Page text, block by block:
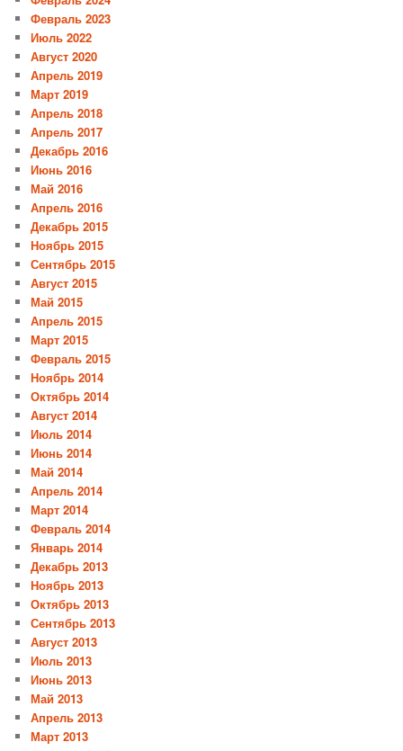
Февраль 2023
Июль 2022
Август 2020
Апрель 2019
Март 2019
Апрель 2018
Апрель 2017
Декабрь 2016
Июнь 2016
Май 2016
Апрель 2016
Декабрь 2015
Ноябрь 2015
Сентябрь 2015
Август 2015
Май 2015
Апрель 2015
Март 2015
Февраль 2015
Ноябрь 2014
Октябрь 2014
Август 2014
Июль 2014
Июнь 2014
Май 2014
Апрель 2014
Март 2014
Февраль 2014
Январь 2014
Декабрь 2013
Ноябрь 2013
Октябрь 2013
Сентябрь 2013
Август 2013
Июль 2013
Июнь 2013
Май 2013
Апрель 2013
Март 2013